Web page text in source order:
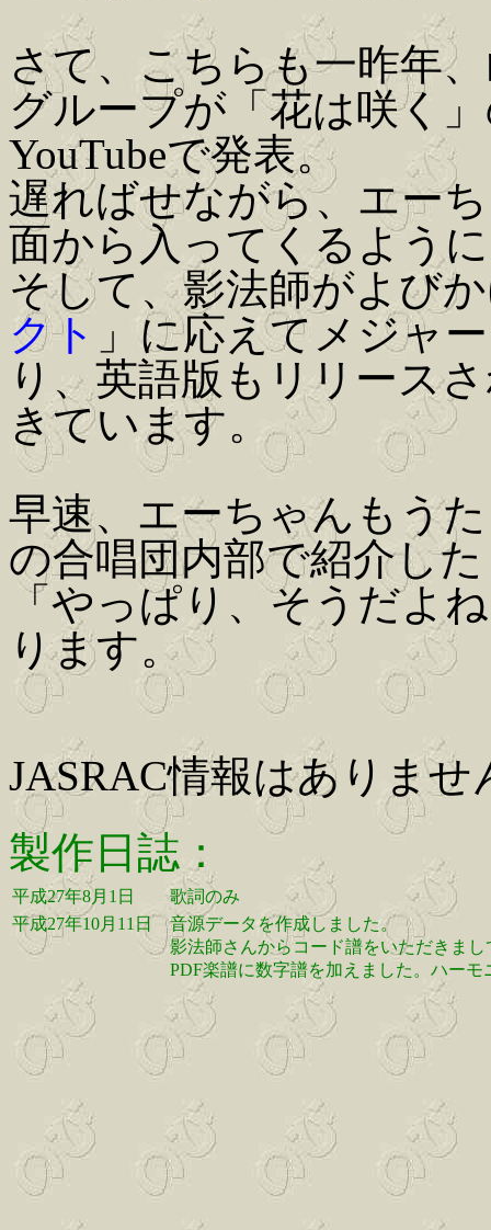
さて、こちらも一昨年
グループが「花は咲く
YouTubeで発表。
遅ればせながら、エー
面から入ってくるよう
そして、影法師がよび
クト 」に応えてメジャ
り、英語版もリリース
きています。
早速、エーちゃんもう
の合唱団内部で紹介し
「やっぱり、そうだよ
ります。
JASRAC情報はありませ
製作日誌：
平成27年8月1日
歌詞のみ
平成27年10月11日
音源データを作成しました。
影法師さんからコード譜をいただきま
PDF楽譜に数字譜を加えました。ハー